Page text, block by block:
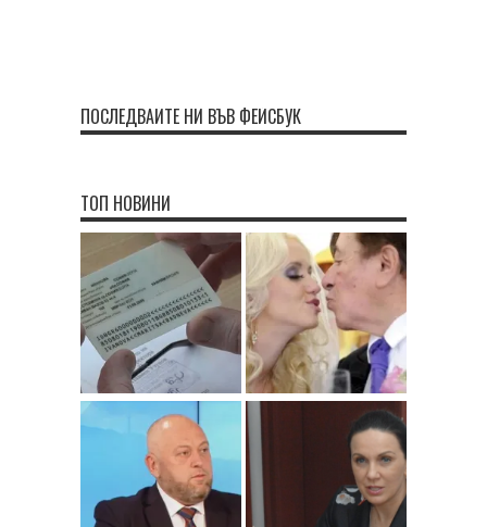
ПОСЛЕДВАЙТЕ НИ ВЪВ ФЕЙСБУК
ТОП НОВИНИ